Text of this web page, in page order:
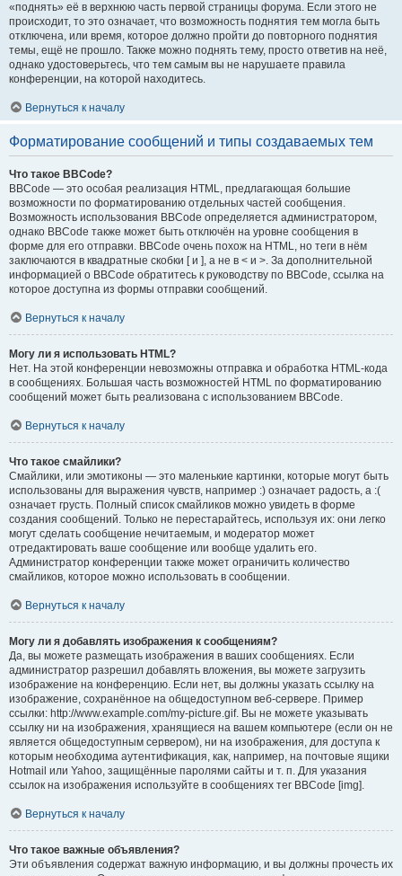
«поднять» её в верхнюю часть первой страницы форума. Если этого не
происходит, то это означает, что возможность поднятия тем могла быть
отключена, или время, которое должно пройти до повторного поднятия
темы, ещё не прошло. Также можно поднять тему, просто ответив на неё,
однако удостоверьтесь, что тем самым вы не нарушаете правила
конференции, на которой находитесь.
Вернуться к началу
Форматирование сообщений и типы создаваемых тем
Что такое BBCode?
BBCode — это особая реализация HTML, предлагающая большие
возможности по форматированию отдельных частей сообщения.
Возможность использования BBCode определяется администратором,
однако BBCode также может быть отключён на уровне сообщения в
форме для его отправки. BBCode очень похож на HTML, но теги в нём
заключаются в квадратные скобки [ и ], а не в < и >. За дополнительной
информацией о BBCode обратитесь к руководству по BBCode, ссылка на
которое доступна из формы отправки сообщений.
Вернуться к началу
Могу ли я использовать HTML?
Нет. На этой конференции невозможны отправка и обработка HTML-кода
в сообщениях. Большая часть возможностей HTML по форматированию
сообщений может быть реализована с использованием BBCode.
Вернуться к началу
Что такое смайлики?
Смайлики, или эмотиконы — это маленькие картинки, которые могут быть
использованы для выражения чувств, например :) означает радость, а :(
означает грусть. Полный список смайликов можно увидеть в форме
создания сообщений. Только не перестарайтесь, используя их: они легко
могут сделать сообщение нечитаемым, и модератор может
отредактировать ваше сообщение или вообще удалить его.
Администратор конференции также может ограничить количество
смайликов, которое можно использовать в сообщении.
Вернуться к началу
Могу ли я добавлять изображения к сообщениям?
Да, вы можете размещать изображения в ваших сообщениях. Если
администратор разрешил добавлять вложения, вы можете загрузить
изображение на конференцию. Если нет, вы должны указать ссылку на
изображение, сохранённое на общедоступном веб-сервере. Пример
ссылки: http://www.example.com/my-picture.gif. Вы не можете указывать
ссылку ни на изображения, хранящиеся на вашем компьютере (если он не
является общедоступным сервером), ни на изображения, для доступа к
которым необходима аутентификация, как, например, на почтовые ящики
Hotmail или Yahoo, защищённые паролями сайты и т. п. Для указания
ссылок на изображения используйте в сообщениях тег BBCode [img].
Вернуться к началу
Что такое важные объявления?
Эти объявления содержат важную информацию, и вы должны прочесть их